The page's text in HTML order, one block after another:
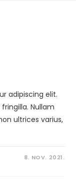
adipiscing elit.
Nullam
ultrices varius,
8. NOV. 2021.